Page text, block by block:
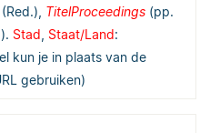
TitelProceedings (pp.
). Stad Staat/Land:
kun je in plaats van de
gebruiken)